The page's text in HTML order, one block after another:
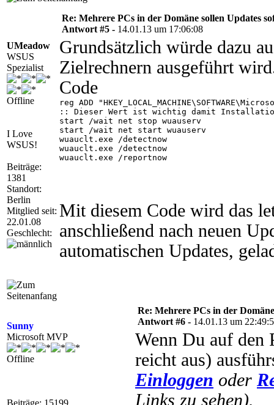
UMeadow
WSUS
Spezialist
Offline
I Love
WSUS!
Beiträge:
1381
Standort:
Berlin
Mitglied seit:
22.01.08
Geschlecht:
Re: Mehrere PCs in der Domäne sollen Updates
Antwort #5 - 14.01.13 um 17:06:08
Grundsätzlich würde dazu
Zielrechnern ausgeführt
Code
reg ADD
:: Dieser Wert ist wichtig damit
start /wait net stop wuauserv
start /wait net start wuauserv
wuauclt.exe /detectnow
wuauclt.exe /detectnow
wuauclt.exe /reportnow
Mit diesem Code wird das
anschließend nach neuen
automatischen Updates,
Sunny
Microsoft MVP
Offline
Beiträge: 15199
Re: Mehrere PCs in der
Antwort #6 - 14.01.13 um
Wenn Du auf den
reicht aus)
Einloggen oder
Links zu sehen).